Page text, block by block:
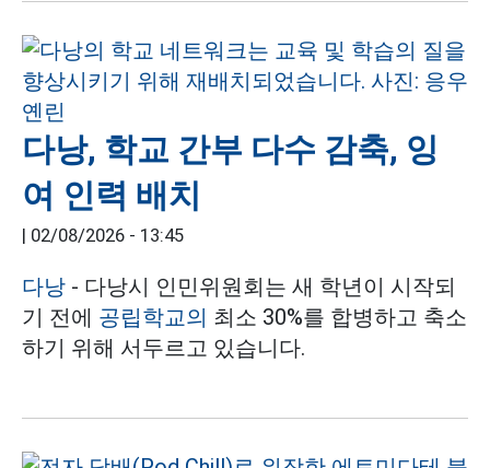
다낭, 학교 간부 다수 감축, 잉
여 인력 배치
| 02/08/2026 - 13:45
다낭 - 다낭시 인민위원회는 새 학년이 시작되
기 전에 공립학교의 최소 30%를 합병하고 축소
하기 위해 서두르고 있습니다.